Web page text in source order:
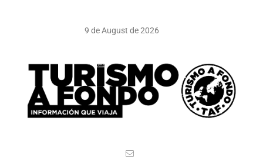
9 de August de 2026